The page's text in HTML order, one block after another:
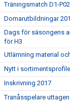
Träningsmatch D1-
Domarutbildningar
Dags för säsongens
för H3
Utlämning material
Nytt i
Inskrivning 2017
Tranåsspelare